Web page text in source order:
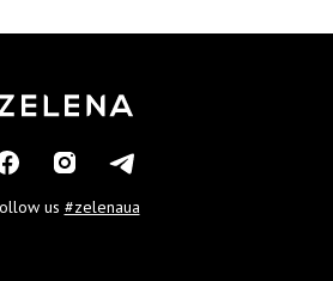
us #zelenaua